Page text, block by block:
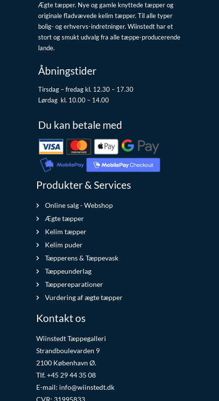
Ægte tæpper. Nye og gamle knyttede tæpper og
originale fladvævede kelim tæpper. Til alle typer
bolig- og erhvervs-indretninger. Wiinstedt har et
stort og smukt udvalg fra alle tæppe-producerende
lande.
Åbningstider
Tirsdag – fredag kl. 12.30 – 17.30
Lørdag kl. 10.00 – 14.00
Du kan betale med
Produkter & Services
Online salg - Webshop
Ægte tæpper
Kelim tæpper
Kelim puder
Tæpperens & Tæppevask
Tæppeunderlag
Tæppereparationer
Vurdering af ægte tæpper
Kontakt os
Wiinstedt Tæppegalleri
Strandboulevarden 9
2100 København Ø.
Tlf. +45 29 44 35 08
E-mail: info@wiinstedt.dk
CVR: 31995833